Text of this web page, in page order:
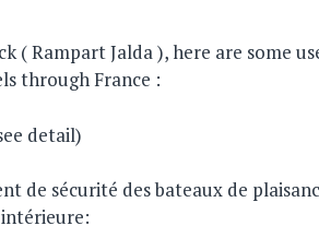
( Rampart Jalda ), here are some
through France :
detail)
de sécurité des bateaux de